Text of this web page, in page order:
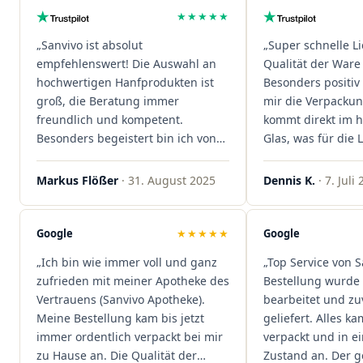
★★★★★
„Sanvivo ist absolut
empfehlenswert! Die Auswahl an
hochwertigen Hanfprodukten ist
groß, die Beratung immer
freundlich und kompetent.
Besonders begeistert bin ich von
der schnellen Rezeptannahme –
alles läuft unkompliziert und
sind extrem zügig, was mir jedes
Mal viel Zeit spart. Man merkt,
Kundenzufriedenheit an erster
Stelle stehen. Vielen Dank an das
Team von Sanvivo – ich bin
rundum begeistert!"
Markus Flößer · 31. August 2025
„Super schnelle
Qualität der
Besonders
mir die
kommt direkt im
Glas, was für die
ist. Ich bestelle
wieder!"
Dennis K. · 7. Juli
Google ★★★★★
„Ich bin wie immer voll und ganz
zufrieden mit meiner Apotheke des
Vertrauens (Sanvivo Apotheke).
Meine Bestellung kam bis jetzt
immer ordentlich verpackt bei mir
zu Hause an. Die Qualität der
Google
„Top Service von
Bestellung wurde
bearbeitet und
geliefert. Alles
verpackt und in
Zustand an. Der